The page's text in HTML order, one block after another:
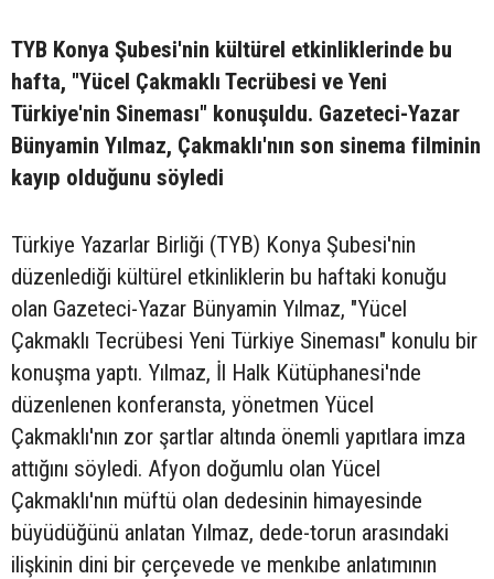
TYB Konya Şubesi'nin kültürel etkinliklerinde bu
hafta, "Yücel Çakmaklı Tecrübesi ve Yeni
Türkiye'nin Sineması" konuşuldu. Gazeteci-Yazar
Bünyamin Yılmaz, Çakmaklı'nın son sinema filminin
kayıp olduğunu söyledi
Türkiye Yazarlar Birliği (TYB) Konya Şubesi'nin
düzenlediği kültürel etkinliklerin bu haftaki konuğu
olan Gazeteci-Yazar Bünyamin Yılmaz, "Yücel
Çakmaklı Tecrübesi Yeni Türkiye Sineması" konulu bir
konuşma yaptı. Yılmaz, İl Halk Kütüphanesi'nde
düzenlenen konferansta, yönetmen Yücel
Çakmaklı'nın zor şartlar altında önemli yapıtlara imza
attığını söyledi. Afyon doğumlu olan Yücel
Çakmaklı'nın müftü olan dedesinin himayesinde
büyüdüğünü anlatan Yılmaz, dede-torun arasındaki
ilişkinin dini bir çerçevede ve menkıbe anlatımının